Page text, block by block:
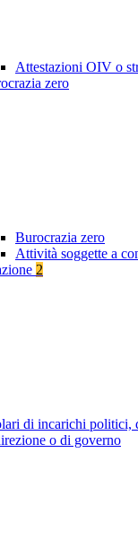
Attestazioni OIV o
zero
Burocrazia zero
Attività soggette a
2
di incarichi politici,
o di governo